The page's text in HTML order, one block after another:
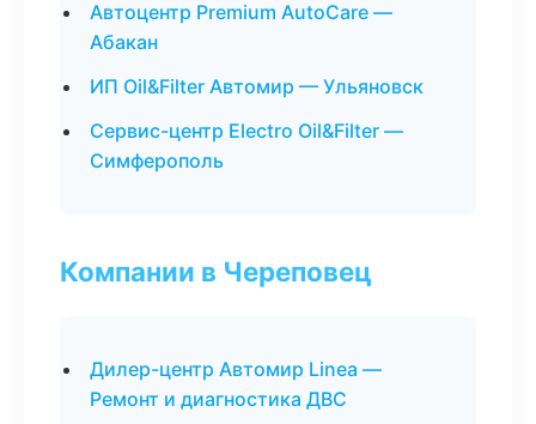
Автоцентр Premium AutoCare —
Абакан
ИП Oil&Filter Автомир — Ульяновск
Сервис-центр Electro Oil&Filter —
Симферополь
Компании в Череповец
Дилер-центр Автомир Linea —
Ремонт и диагностика ДВС